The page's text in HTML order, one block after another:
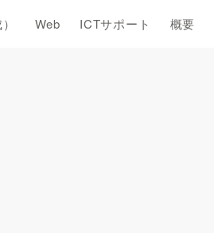
Web ICTサポート 概要